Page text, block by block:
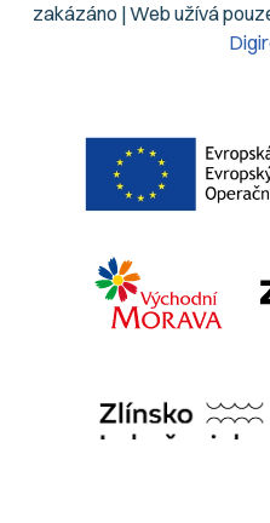
zakázáno | Web užívá